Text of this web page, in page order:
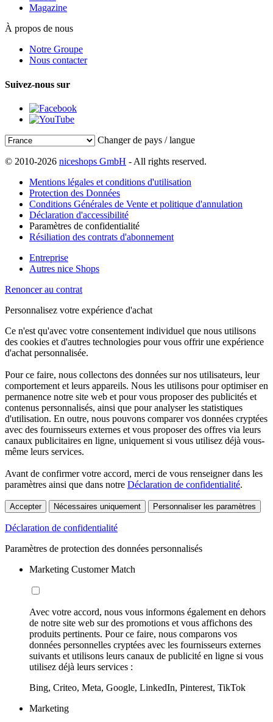
Magazine
À propos de nous
Notre Groupe
Nous contacter
Suivez-nous sur
Changer de pays / langue
© 2010-2026 niceshops GmbH - All rights reserved.
Mentions légales et conditions d'utilisation
Protection des Données
Conditions Générales de Vente et politique d'annulation
Déclaration d'accessibilité
Paramètres de confidentialité
Résiliation des contrats d'abonnement
Entreprise
Autres nice Shops
Renoncer au contrat
Personnalisez votre expérience d'achat
Ce n'est qu'avec votre consentement individuel que nous utilisons
des cookies et d'autres technologies pour vous offrir une expérience
d'achat personnalisée.
Pour ce faire, nous collectons des données sur nos utilisateurs, leur
comportement et leurs appareils. Nous les utilisons pour optimiser en
permanence notre site web et pour vous proposer des publicités et
contenus personnalisés, ainsi que pour analyser les statistiques
d'utilisation. En outre, nous pouvons comparer vos données cryptées
avec des fournisseurs externes et vous proposer des offres via leurs
canaux publicitaires en ligne, uniquement si vous utilisez déjà vous-
même leurs services.
Avant de confirmer votre accord, merci de vous renseigner dans les
paramètres ainsi que dans notre Déclaration de confidentialité.
Accepter Nécessaires uniquement Personnaliser les paramètres
Déclaration de confidentialité
Paramètres de protection des données personnalisés
Marketing Customer Match
Avec votre accord, nous vous informons également en dehors
de notre site web sur des promotions et vous affichons des
produits pertinents. Pour ce faire, nous comparons vos
données personnelles cryptées avec les fournisseurs externes
suivants et utilisons leurs canaux de publicité en ligne si vous
utilisez déjà leurs services :
Bing, Criteo, Meta, Google, LinkedIn, Pinterest, TikTok
Marketing